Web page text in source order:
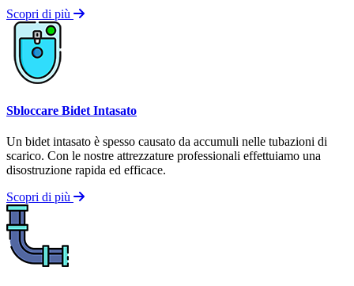
Scopri di più
Sbloccare Bidet Intasato
Un bidet intasato è spesso causato da accumuli nelle tubazioni di
scarico. Con le nostre attrezzature professionali effettuiamo una
disostruzione rapida ed efficace.
Scopri di più